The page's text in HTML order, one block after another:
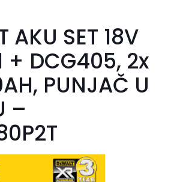
AKU SET 18V
+ DCG405, 2x
PUNJAČ U
–